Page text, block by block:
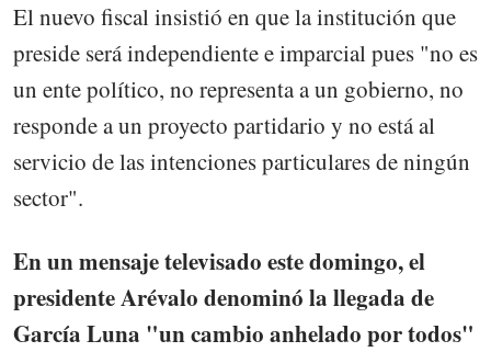
El nuevo fiscal insistió en que la institución que
preside será independiente e imparcial pues "no es
un ente político, no representa a un gobierno, no
responde a un proyecto partidario y no está al
servicio de las intenciones particulares de ningún
sector".
En un mensaje televisado este domingo, el
presidente Arévalo denominó la llegada de
García Luna "un cambio anhelado por todos"